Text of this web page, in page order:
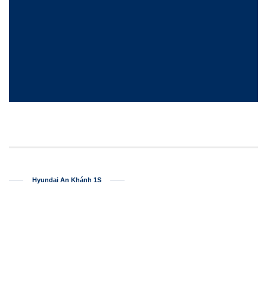
Hyundai An Khánh 1S